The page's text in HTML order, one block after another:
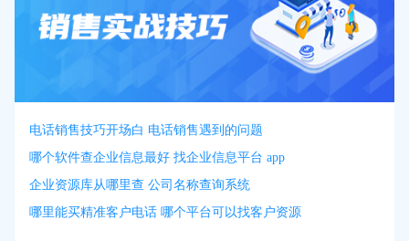
电话销售技巧开场白 电话销售遇到的问题
哪个软件查企业信息最好 找企业信息平台 app
企业资源库从哪里查 公司名称查询系统
哪里能买精准客户电话 哪个平台可以找客户资源